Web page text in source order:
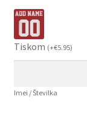
Tiskom (+€5.95)
Imei / Številka